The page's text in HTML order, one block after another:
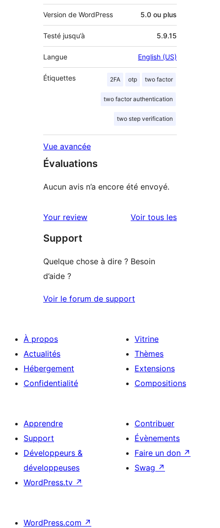
Version de WordPress 5.0 ou plus
Testé jusqu’à 5.9.15
Langue English (US)
Étiquettes 2FA otp two factor
two factor authentication
two step verification
Vue avancée
Évaluations
Aucun avis n’a encore été envoyé.
Your review Voir tous lesavis
Support
Quelque chose à dire ? Besoin
d’aide ?
Voir le forum de support
À propos
Actualités
Hébergement
Confidentialité
Vitrine
Thèmes
Extensions
Compositions
Apprendre
Support
Développeurs &
développeuses
WordPress.tv ↗
Contribuer
Évènements
Faire un don ↗
Swag ↗
WordPress.com ↗